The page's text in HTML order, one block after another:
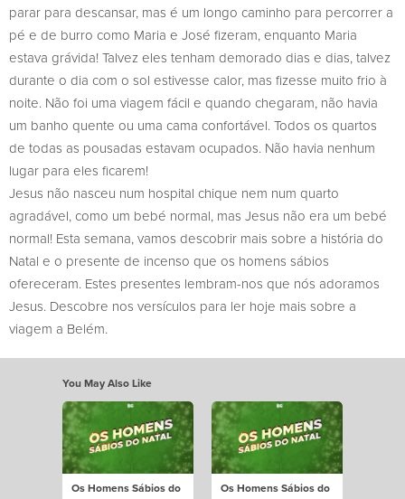
parar para descansar, mas é um longo caminho para percorrer a
pé e de burro como Maria e José fizeram, enquanto Maria
estava grávida! Talvez eles tenham demorado dias e dias, talvez
durante o dia com o sol estivesse calor, mas fizesse muito frio à
noite. Não foi uma viagem fácil e quando chegaram, não havia
um banho quente ou uma cama confortável. Todos os quartos
de todas as pousadas estavam ocupados. Não havia nenhum
lugar para eles ficarem!
Jesus não nasceu num hospital chique nem num quarto
agradável, como um bebé normal, mas Jesus não era um bebé
normal! Esta semana, vamos descobrir mais sobre a história do
Natal e o presente de incenso que os homens sábios
ofereceram. Estes presentes lembram-nos que nós adoramos
Jesus. Descobre nos versículos para ler hoje mais sobre a
viagem a Belém.
You May Also Like
Os Homens Sábios do
Os Homens Sábios do